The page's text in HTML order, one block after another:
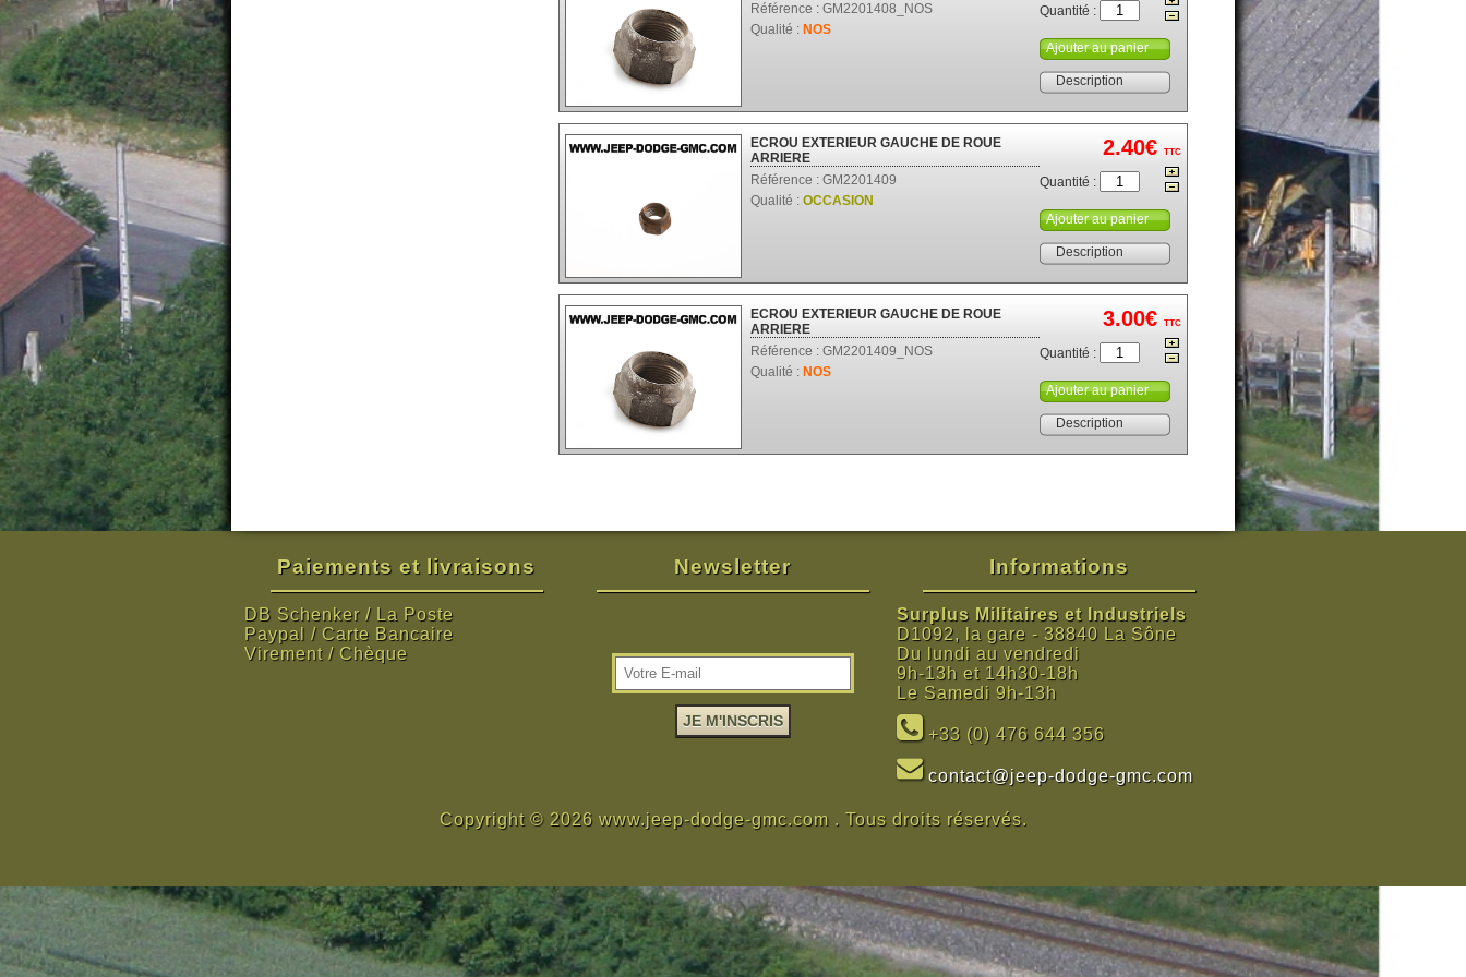
Référence : GM2201408_NOS
Qualité : NOS
Quantité :
Ajouter au panier
Description
ECROU EXTERIEUR GAUCHE DE ROUE
ARRIERE
Référence : GM2201409
Qualité : OCCASION
2.40€ TTC
Quantité :
Ajouter au panier
Description
ECROU EXTERIEUR GAUCHE DE ROUE
ARRIERE
Référence : GM2201409_NOS
Qualité : NOS
3.00€ TTC
Quantité :
Ajouter au panier
Description
Paiements et livraisons Newsletter Informations
DB Schenker / La Poste
Paypal / Carte Bancaire
Virement / Chèque
Surplus Militaires et Industriels
D1092, la gare - 38840 La Sône
Du lundi au vendredi
9h-13h et 14h30-18h
Le Samedi 9h-13h
+33 (0) 476 644 356
contact@jeep-dodge-gmc.com
Copyright © 2026 www.jeep-dodge-gmc.com . Tous droits réservés.